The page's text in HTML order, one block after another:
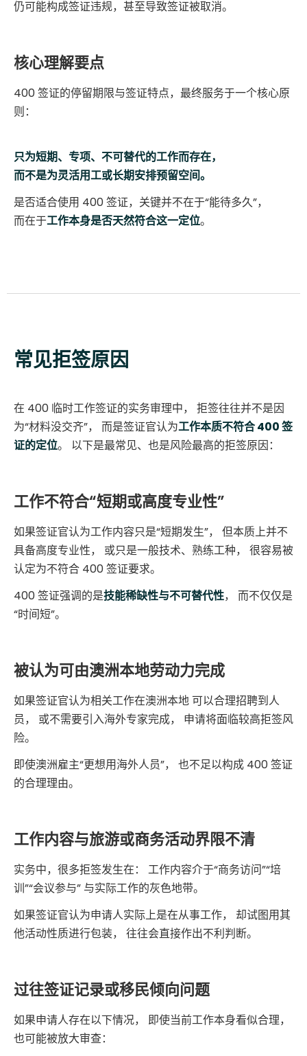
仍可能构成签证违规，甚至导致签证被取消。
核心理解要点
400 签证的停留期限与签证特点，最终服务于一个核心原
则：
只为短期、专项、不可替代的工作而存在，
而不是为灵活用工或长期安排预留空间。
是否适合使用 400 签证，关键并不在于“能待多久”，
而在于工作本身是否天然符合这一定位。
常见拒签原因
在 400 临时工作签证的实务审理中， 拒签往往并不是因
为“材料没交齐”， 而是签证官认为工作本质不符合 400 签
证的定位。 以下是最常见、也是风险最高的拒签原因：
工作不符合“短期或高度专业性”
如果签证官认为工作内容只是“短期发生”， 但本质上并不
具备高度专业性， 或只是一般技术、熟练工种， 很容易被
认定为不符合 400 签证要求。
400 签证强调的是技能稀缺性与不可替代性， 而不仅仅是
“时间短”。
被认为可由澳洲本地劳动力完成
如果签证官认为相关工作在澳洲本地 可以合理招聘到人
员， 或不需要引入海外专家完成， 申请将面临较高拒签风
险。
即使澳洲雇主“更想用海外人员”， 也不足以构成 400 签证
的合理理由。
工作内容与旅游或商务活动界限不清
实务中，很多拒签发生在： 工作内容介于“商务访问”“培
训”“会议参与” 与实际工作的灰色地带。
如果签证官认为申请人实际上是在从事工作， 却试图用其
他活动性质进行包装， 往往会直接作出不利判断。
过往签证记录或移民倾向问题
如果申请人存在以下情况， 即使当前工作本身看似合理，
也可能被放大审查：